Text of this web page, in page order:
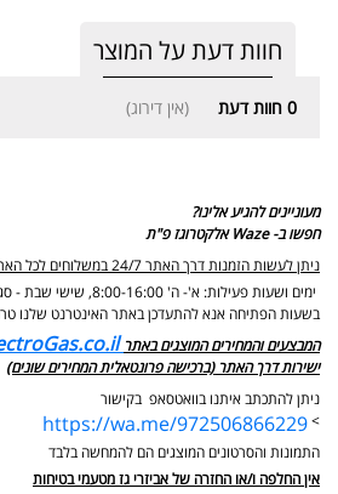
חוות דעת על המוצר
0 חוות דעת (אין דירוג)
מעוניינים להגיע אלינו?
חפשו ב- Waze אלקטרוגז פ"ת
ניתן לעשות הזמנות דרך האתר 24/7 במשלוחים לכל הארץ
ימים ושעות פעילות: א'- ה' 8:00-16:00, שישי שבת - סגור,
בשעות הפתיחה אנא להתעדכן באתר האינטרנט שלנו
המבצעים והמחירים המוצגים באתר
ישירות דרך האתר (ברכישה פרונטאלית המחירים שונים)
ניתן להתכתב איתנו בוואטסאפ בקישור
>
https://wa.me/972506866229
התמונות והסרטונים המוצגים הם להמחשה בלבד
אין החלפה ו/או החזרה של אביזרי גז מטעמי בטיחות